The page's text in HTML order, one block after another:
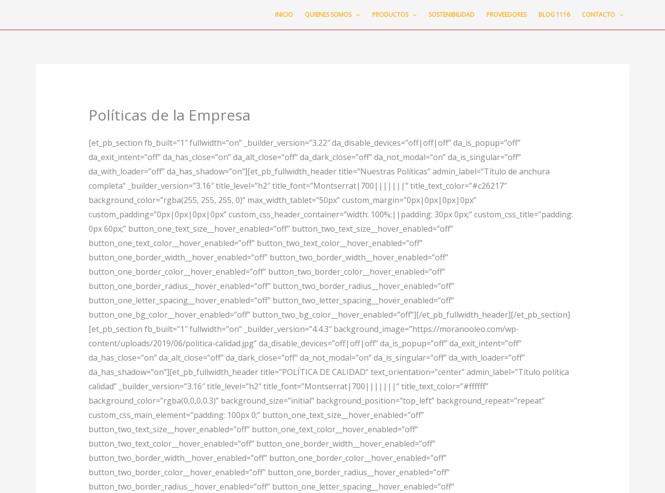
INICIO QUIENES SOMOS PRODUCTOS SOSTENIBILIDAD PROVEEDORES BLOG 1116 CONTACTO
Políticas de la Empresa
[et_pb_section fb_built=”1″ fullwidth=”on” _builder_version=”3.22″ da_disable_devices=”off|off|off” da_is_popup=”off”
da_exit_intent=”off” da_has_close=”on” da_alt_close=”off” da_dark_close=”off” da_not_modal=”on” da_is_singular=”off”
da_with_loader=”off” da_has_shadow=”on”][et_pb_fullwidth_header title=”Nuestras Políticas” admin_label=”Título de anchura
completa” _builder_version=”3.16″ title_level=”h2″ title_font=”Montserrat|700|||||||” title_text_color=”#c26217″
background_color=”rgba(255, 255, 255, 0)” max_width_tablet=”50px” custom_margin=”0px|0px|0px|0px”
custom_padding=”0px|0px|0px|0px” custom_css_header_container=”width: 100%;||padding: 30px 0px;” custom_css_title=”padding:
0px 60px;” button_one_text_size__hover_enabled=”off” button_two_text_size__hover_enabled=”off”
button_one_text_color__hover_enabled=”off” button_two_text_color__hover_enabled=”off”
button_one_border_width__hover_enabled=”off” button_two_border_width__hover_enabled=”off”
button_one_border_color__hover_enabled=”off” button_two_border_color__hover_enabled=”off”
button_one_border_radius__hover_enabled=”off” button_two_border_radius__hover_enabled=”off”
button_one_letter_spacing__hover_enabled=”off” button_two_letter_spacing__hover_enabled=”off”
button_one_bg_color__hover_enabled=”off” button_two_bg_color__hover_enabled=”off”][/et_pb_fullwidth_header][/et_pb_section]
[et_pb_section fb_built=”1″ fullwidth=”on” _builder_version=”4.4.3″ background_image=”https://moranooleo.com/wp-
content/uploads/2019/06/politica-calidad.jpg” da_disable_devices=”off|off|off” da_is_popup=”off” da_exit_intent=”off”
da_has_close=”on” da_alt_close=”off” da_dark_close=”off” da_not_modal=”on” da_is_singular=”off” da_with_loader=”off”
da_has_shadow=”on”][et_pb_fullwidth_header title=”POLÍTICA DE CALIDAD” text_orientation=”center” admin_label=”Título política
calidad” _builder_version=”3.16″ title_level=”h2″ title_font=”Montserrat|700|||||||” title_text_color=”#ffffff”
background_color=”rgba(0,0,0,0.3)” background_size=”initial” background_position=”top_left” background_repeat=”repeat”
custom_css_main_element=”padding: 100px 0;” button_one_text_size__hover_enabled=”off”
button_two_text_size__hover_enabled=”off” button_one_text_color__hover_enabled=”off”
button_two_text_color__hover_enabled=”off” button_one_border_width__hover_enabled=”off”
button_two_border_width__hover_enabled=”off” button_one_border_color__hover_enabled=”off”
button_two_border_color__hover_enabled=”off” button_one_border_radius__hover_enabled=”off”
button_two_border_radius__hover_enabled=”off” button_one_letter_spacing__hover_enabled=”off”